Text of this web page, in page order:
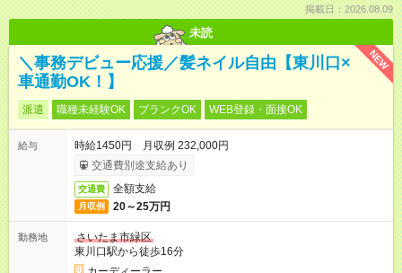
掲載日：2026.08.09
未読
NEW
＼事務デビュー応援／髪ネイル自由【東川口×
車通勤OK！】
派遣 職種未経験OK ブランクOK WEB登録・面接OK
給与
時給1450円 月収例 232,000円
交通費別途支給あり
交通費 全額支給
月収例 20～25万円
勤務地
さいたま市緑区
東川口駅から徒歩16分